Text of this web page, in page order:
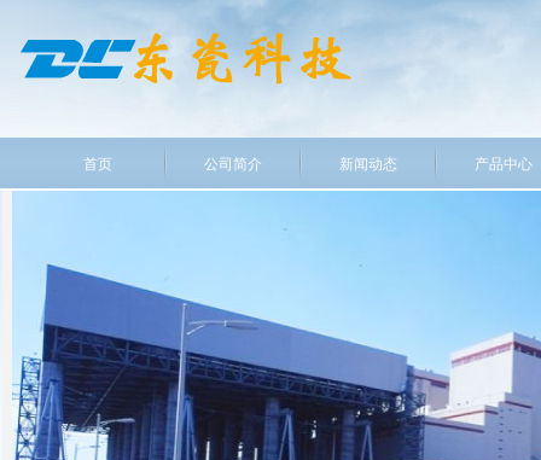
首页 公司简介 新闻动态 产品中心